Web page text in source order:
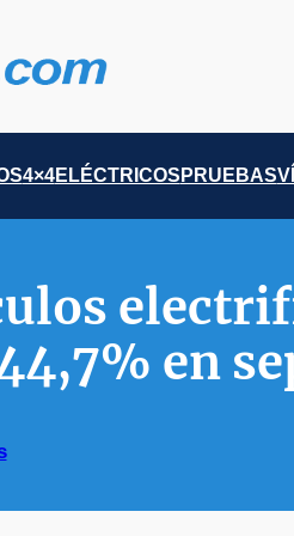
4×4ELÉCTRICOS PRUEBAS
en